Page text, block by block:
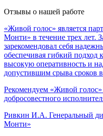
Отзывы о нашей работе
«Живой голос» является
Монти» в течение трех лет.
зарекомендовал себя
обеспечивая гибкий подход
высокую оперативность и
допустившим срыва сроков
Рекомендуем «Живой
добросовестного
Ривкин И.А. Генеральный
Монти»